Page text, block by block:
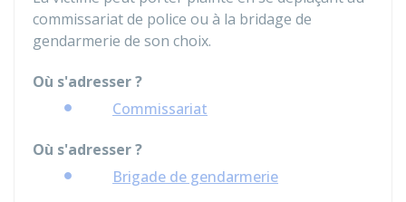
commissariat de police ou à la bridage de
gendarmerie de son choix.
Où s'adresser ?
Commissariat
Où s'adresser ?
Brigade de gendarmerie